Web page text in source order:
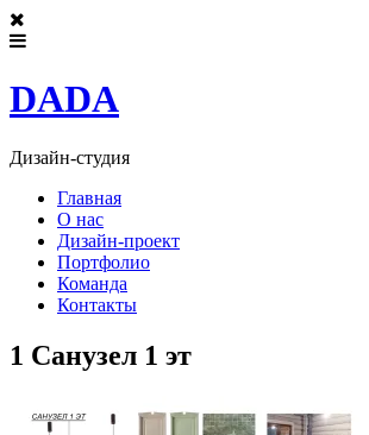
DADA
Дизайн-студия
Главная
О нас
Дизайн-проект
Портфолио
Команда
Контакты
1 Санузел 1 эт